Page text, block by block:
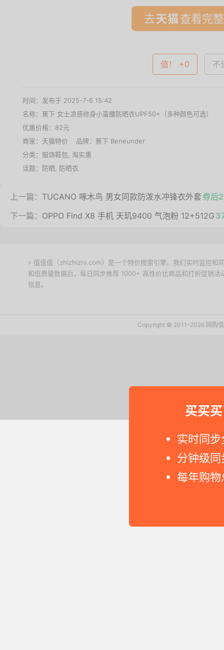
买买
实时同
分钟级
每年购
去 查看完
值！ +0 不
时间：发布于 2025-7-6 15:42
名称： 蕉下 女士凉感修身小蛮腰防晒衣UPF50+（多种颜色可选）
优惠价格： 82元
商家： 天猫特价 品牌： 蕉下 Beneunder
分类： 服饰鞋包
淘实惠
话题：
防晒 防晒衣
上一篇： TUCANO 啄木鸟 男女同款防泼水冲锋衣外套券后
下一篇： OPPO Find X8 手机 天玑9400 气泡粉 12+512G
» 值值值（zhizhizhi.com）是一个特价搜索引擎。我们实时监控和
和低质量数据后，每日同步推荐 1000+ 高性价比商品和打折促销
信息。
Copyright © 2011-2026 网购